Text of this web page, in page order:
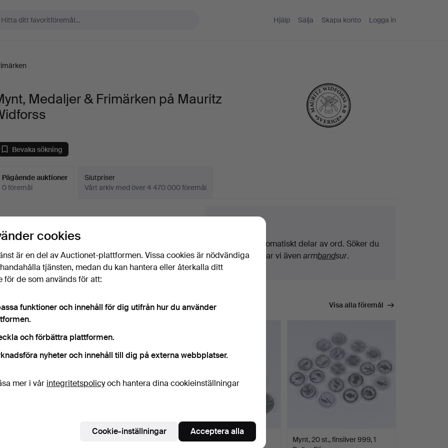
Hjälp Sälja Skapa konto Logga in
Medaljer & Frimärken på Mauritz
Bevaka sökning
Pågående auktioner
0 föremål
Slutpriser
Vårt arkiv med över 4 470 000 föremål
“Bevaka sökning”
det kommer in.
Vi söker automatiskt delar av ord. Söker du
påband hittar vi ävenarmbandsur.
matchar din sökning Visa alla föremål
999,
Mynt, 10 st., finsilver 999,
Mynt, 20 st., finsilver 999, 1
cookies
är en del av Auctionet-plattformen. Vissa cookies är nödvändiga
tjänsten, medan du kan hantera eller återkalla ditt
för de som används för att:
funktioner och innehåll för dig utifrån hur du använder
och förbättra plattformen.
nyheter och innehåll till dig på externa webbplatser.
mer i vår integritetspolicyoch hantera dina cookieinställningar
Cookie-inställningar Acceptera alla